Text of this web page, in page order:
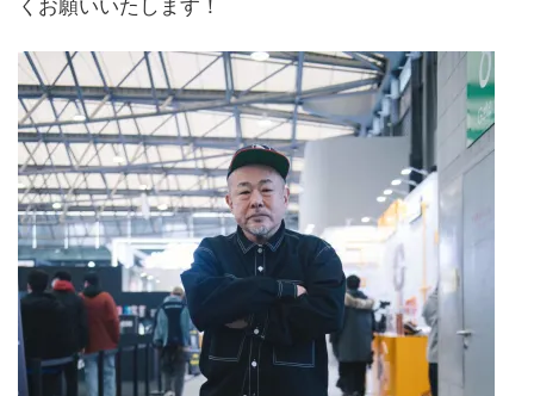
くお願いいたします！